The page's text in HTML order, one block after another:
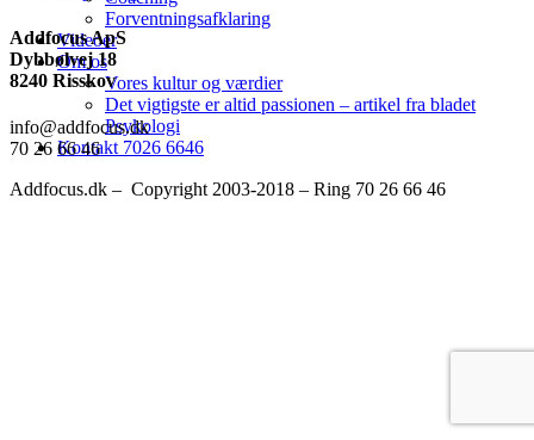
Forventningsafklaring
Videoer
Om os
Vores kultur og værdier
Det vigtigste er altid passionen – artikel fra bladet
Psykologi
Kontakt 7026 6646
Addfocus ApS
Dybbølvej 18
8240 Risskov
info@addfocus.dk
70 26 66 46
Addfocus.dk – Copyright 2003-2018 – Ring 70 26 66 46